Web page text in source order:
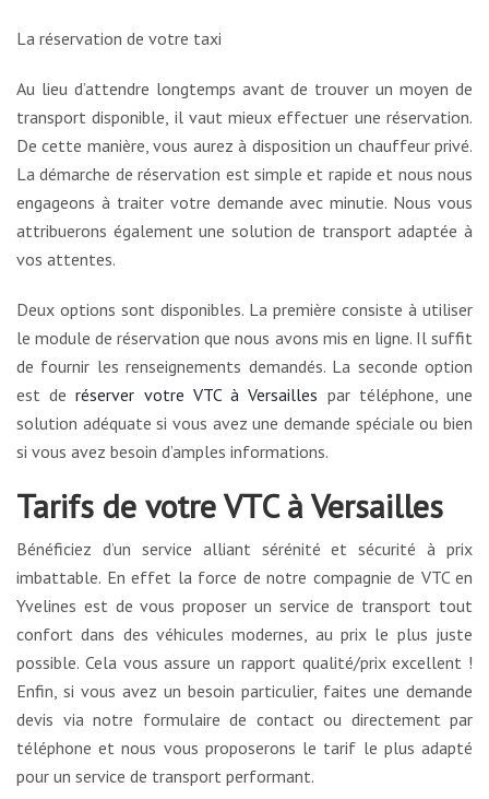
La réservation de votre taxi
Au lieu d’attendre longtemps avant de trouver un moyen de
transport disponible, il vaut mieux effectuer une réservation.
De cette manière, vous aurez à disposition un chauffeur privé.
La démarche de réservation est simple et rapide et nous nous
engageons à traiter votre demande avec minutie. Nous vous
attribuerons également une solution de transport adaptée à
vos attentes.
Deux options sont disponibles. La première consiste à utiliser
le module de réservation que nous avons mis en ligne. Il suffit
de fournir les renseignements demandés. La seconde option
est deréserver votre VTC à Versailles par téléphone, une
solution adéquate si vous avez une demande spéciale ou bien
si vous avez besoin d’amples informations.
Tarifs de votre VTC à Versailles
Bénéficiez d’un service alliant sérénité et sécurité à prix
imbattable. En effet la force de notre compagnie de VTC en
Yvelines est de vous proposer un service de transport tout
confort dans des véhicules modernes, au prix le plus juste
possible. Cela vous assure un rapport qualité/prix excellent !
Enfin, si vous avez un besoin particulier, faites une demande
devis via notre formulaire de contact ou directement par
téléphone et nous vous proposerons le tarif le plus adapté
pour un service de transport performant.